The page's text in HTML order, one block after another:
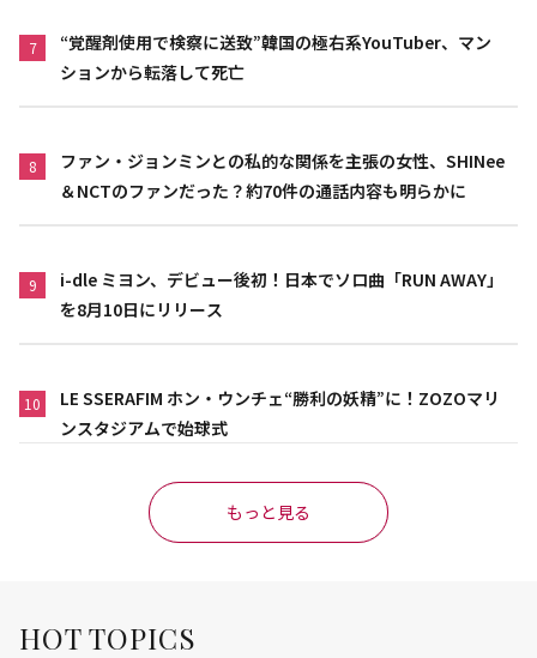
7
“覚醒剤使用で検察に送致”韓国の極右系YouTuber、マン
ションから転落して死亡
8
ファン・ジョンミンとの私的な関係を主張の女性、SHINee
＆NCTのファンだった？約70件の通話内容も明らかに
9
i-dle ミヨン、デビュー後初！日本でソロ曲「RUN AWAY」
を8月10日にリリース
10
LE SSERAFIM ホン・ウンチェ“勝利の妖精”に！ZOZOマリ
ンスタジアムで始球式
もっと見る
HOT TOPICS